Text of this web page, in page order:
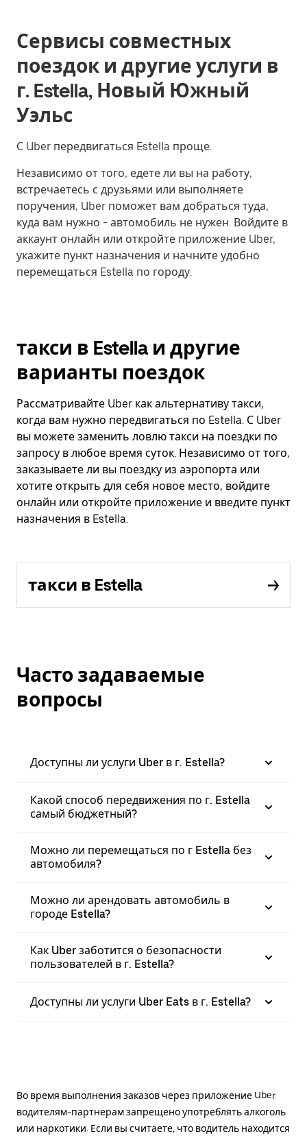
Сервисы совместных
поездок и другие услуги в
г. Estella, Новый Южный
Уэльс
С Uber передвигаться Estella проще.
Независимо от того, едете ли вы на работу,
встречаетесь с друзьями или выполняете
поручения, Uber поможет вам добраться туда,
куда вам нужно - автомобиль не нужен. Войдите в
аккаунт онлайн или откройте приложение Uber,
укажите пункт назначения и начните удобно
перемещаться Estella по городу.
такси в Estella и другие
варианты поездок
Рассматривайте Uber как альтернативу такси,
когда вам нужно передвигаться по Estella. С Uber
вы можете заменить ловлю такси на поездки по
запросу в любое время суток. Независимо от того,
заказываете ли вы поездку из аэропорта или
хотите открыть для себя новое место, войдите
онлайн или откройте приложение и введите пункт
назначения в Estella.
такси в Estella
Часто задаваемые
вопросы
Доступны ли услуги Uber в г. Estella?
Какой способ передвижения по г. Estella
самый бюджетный?
Можно ли перемещаться по г Estella без
автомобиля?
Можно ли арендовать автомобиль в
городе Estella?
Как Uber заботится о безопасности
пользователей в г. Estella?
Доступны ли услуги Uber Eats в г. Estella?
Во время выполнения заказов через приложение Uber
водителям-партнерам запрещено употреблять алкоголь
или наркотики. Если вы считаете, что водитель находится